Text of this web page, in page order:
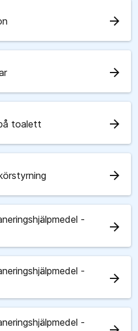
arrow_forward
arrow_forward
toalett arrow_forward
arrow_forward
-
arrow_forward
-
arrow_forward
-